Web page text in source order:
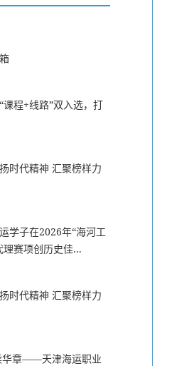
程+线路”双入选，打
时代精神 汇聚榜样力
学子在2026年“海河工
理赛项创历史佳...
时代精神 汇聚榜样力
华章——天津海运职业